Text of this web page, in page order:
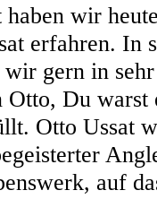
wir
erfahren. In
gern in
Du
Otto Ussat
auf